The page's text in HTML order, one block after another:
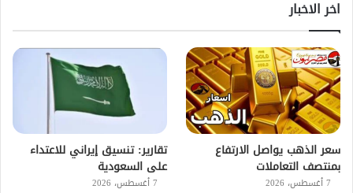
اخر الاخبار
سعر الذهب يواصل الارتفاع
بمنتصف التعاملات
7 أغسطس، 2026
تقارير: تنسيق إيراني للاعتداء
على السعودية
7 أغسطس، 2026